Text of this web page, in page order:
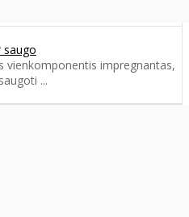
saugo
vienkomponentis impregnantas,
...